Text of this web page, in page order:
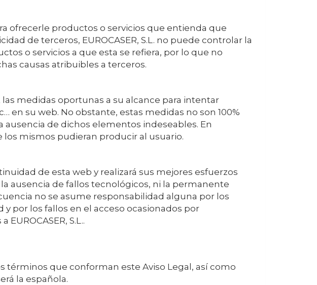
ofrecerle productos o servicios que entienda que
de terceros, EUROCASER, S.L. no puede controlar la
o servicios a que esta se refiera, por lo que no
causas atribuibles a terceros.
medidas oportunas a su alcance para intentar
en su web. No obstante, estas medidas no son 100%
de dichos elementos indeseables. En
los mismos pudieran producir al usuario.
de esta web y realizará sus mejores esfuerzos
ausencia de fallos tecnológicos, ni la permanente
no se asume responsabilidad alguna por los
por los fallos en el acceso ocasionados por
a EUROCASER, S.L..
términos que conforman este Aviso Legal, así como
la española.